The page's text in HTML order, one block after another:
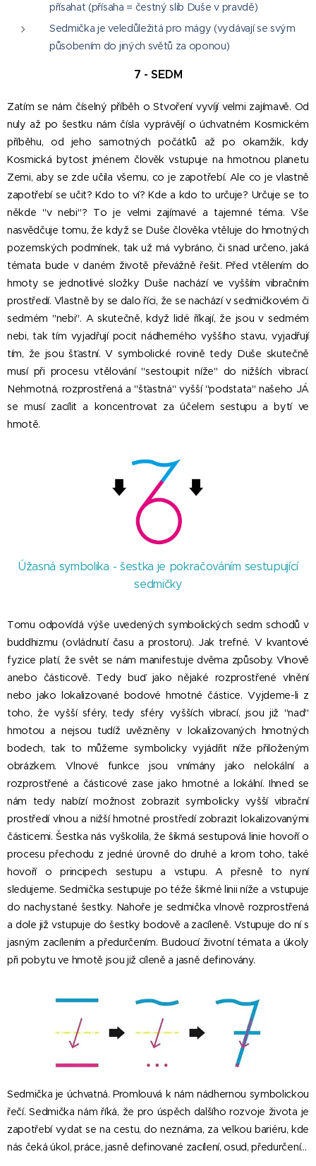
přísahat (přísaha = čestný slib Duše v pravdě)
Sedmička je veledůležitá pro mágy (vydávají se svým
působením do jiných světů za oponou)
7 - SEDM
Zatím se nám číselný příběh o Stvoření vyvíjí velmi zajímavě. Od
nuly až po šestku nám čísla vyprávějí o úchvatném Kosmickém
příběhu, od jeho samotných počátků až po okamžik, kdy
Kosmická bytost jménem člověk vstupuje na hmotnou planetu
Zemi, aby se zde učila všemu, co je zapotřebí. Ale co je vlastně
zapotřebí se učit? Kdo to ví? Kde a kdo to určuje? Určuje se to
někde "v nebi"? To je velmi zajímavé a tajemné téma. Vše
nasvědčuje tomu, že když se Duše člověka vtěluje do hmotných
pozemských podmínek, tak už má vybráno, či snad určeno, jaká
témata bude v daném životě převážně řešit. Před vtělením do
hmoty se jednotlivé složky Duše nachází ve vyšším vibračním
prostředí. Vlastně by se dalo říci, že se nachází v sedmičkovém či
sedmém "nebi". A skutečně, když lidé říkají, že jsou v sedmém
nebi, tak tím vyjadřují pocit nádherného vyššího stavu, vyjadřují
tím, že jsou šťastní. V symbolické rovině tedy Duše skutečně
musí při procesu vtělování "sestoupit níže" do nižších vibrací.
Nehmotná, rozprostřená a "šťastná" vyšší "podstata" našeho JÁ
se musí zacílit a koncentrovat za účelem sestupu a bytí ve
hmotě.
Úžasná symbolika - šestka je pokračováním sestupující
sedmičky
Tomu odpovídá výše uvedených symbolických sedm schodů v
buddhizmu (ovládnutí času a prostoru). Jak trefné. V kvantové
fyzice platí, že svět se nám manifestuje dvěma způsoby. Vlnově
anebo částicově. Tedy buď jako nějaké rozprostřené vlnění
nebo jako lokalizované bodové hmotné částice. Vyjdeme-li z
toho, že vyšší sféry, tedy sféry vyšších vibrací, jsou již "nad"
hmotou a nejsou tudíž uvězněny v lokalizovaných hmotných
bodech, tak to můžeme symbolicky vyjádřit níže přiloženým
obrázkem. Vlnové funkce jsou vnímány jako nelokální a
rozprostřené a částicové zase jako hmotné a lokální. Ihned se
nám tedy nabízí možnost zobrazit symbolicky vyšší vibrační
prostředí vlnou a nižší hmotné prostředí zobrazit lokalizovanými
částicemi. Šestka nás vyškolila, že šikmá sestupová linie hovoří o
procesu přechodu z jedné úrovně do druhé a krom toho, také
hovoří o principech sestupu a vstupu. A přesně to nyní
sledujeme. Sedmička sestupuje po téže šikmé linii níže a vstupuje
do nachystané šestky. Nahoře je sedmička vlnově rozprostřená
a dole již vstupuje do šestky bodově a zacíleně. Vstupuje do ní s
jasným zacílením a předurčením. Budoucí životní témata a úkoly
při pobytu ve hmotě jsou již cíleně a jasně definovány.
Sedmička je úchvatná. Promlouvá k nám nádhernou symbolickou
řečí. Sedmička nám říká, že pro úspěch dalšího rozvoje života je
zapotřebí vydat se na cestu, do neznáma, za velkou bariéru, kde
nás čeká úkol, práce, jasně definované zacílení, osud, předurčení...